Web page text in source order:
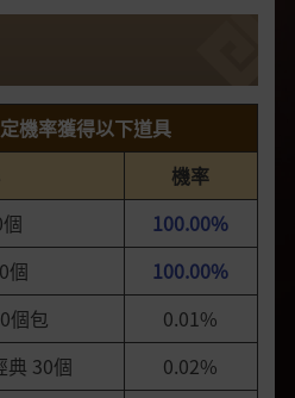
機率獲得以下道具
機率
100.00%
個
100.00%
個包
0.01%
典 30個
0.02%